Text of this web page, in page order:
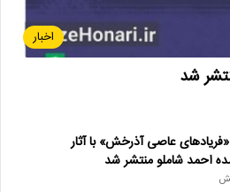
اخبار
شد
عاصی آذرخش» با آثار
احمد شاملو منتشر شد